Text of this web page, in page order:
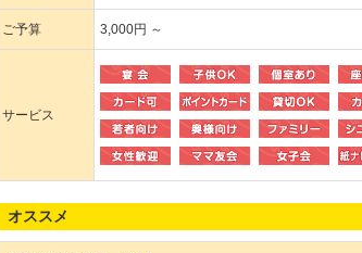
ご予算 3,000円 ～
サービス
オススメ